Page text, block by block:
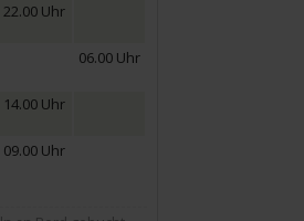
22.00 Uhr
06.00 Uhr
14.00 Uhr
09.00 Uhr